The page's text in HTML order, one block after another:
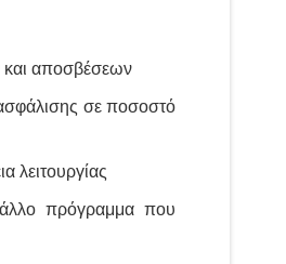
και αποσβέσεων
σε ποσοστό
λειτουργίας
πρόγραμμα που